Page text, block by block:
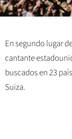
En segundo lugar
cantante
buscados en 23
Suiza.